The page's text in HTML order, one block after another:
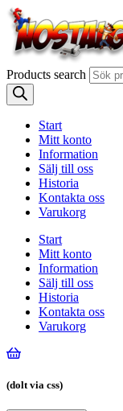
Products search
Start
Mitt konto
Information
Sälj till oss
Historia
Kontakta oss
Varukorg
Start
Mitt konto
Information
Sälj till oss
Historia
Kontakta oss
Varukorg
(dolt via css)